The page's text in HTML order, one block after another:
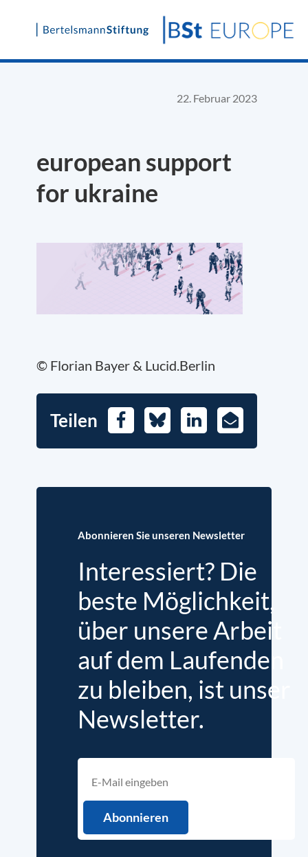
Skip
22. Februar 2023
european support
for ukraine
© Florian Bayer & Lucid.Berlin
Teilen FacebookBlueskyLinkedIn
E-
Mail
Abonnieren Sie unseren Newsletter
Interessiert? Die
beste Möglichkeit,
über unsere Arbeit
auf dem Laufenden
zu bleiben, ist unser
Newsletter.